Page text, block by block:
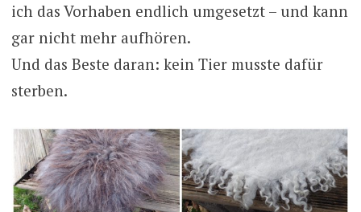
ich das Vorhaben endlich umgesetzt – und kann
gar nicht mehr aufhören.
Und das Beste daran: kein Tier musste dafür
sterben.